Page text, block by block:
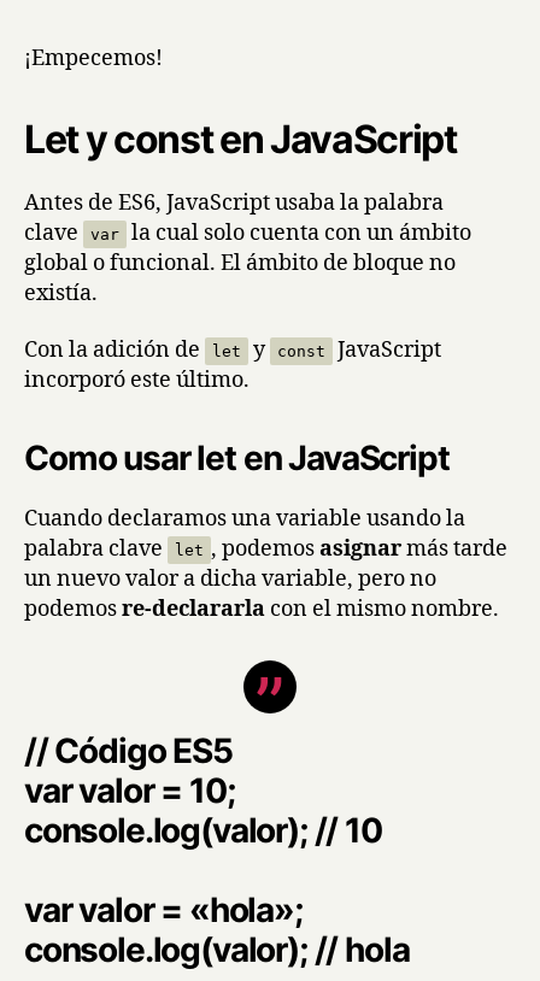
¡Empecemos!
Let y const en JavaScript
Antes de ES6, JavaScript usaba la palabra
clave
var
la cual solo cuenta con un ámbito
global o funcional. El ámbito de bloque no
existía.
Con la adición de let y const
JavaScript
incorporó este último.
Como usar let en JavaScript
Cuando declaramos una variable usando la
palabra clave
let , podemosasignarmás tarde
un nuevo valor a dicha variable, pero no
podemosre-declararla con el mismo nombre.
// Código ES5
var valor = 10;
console.log(valor); // 10
var valor = «hola»;
console.log(valor); // hola